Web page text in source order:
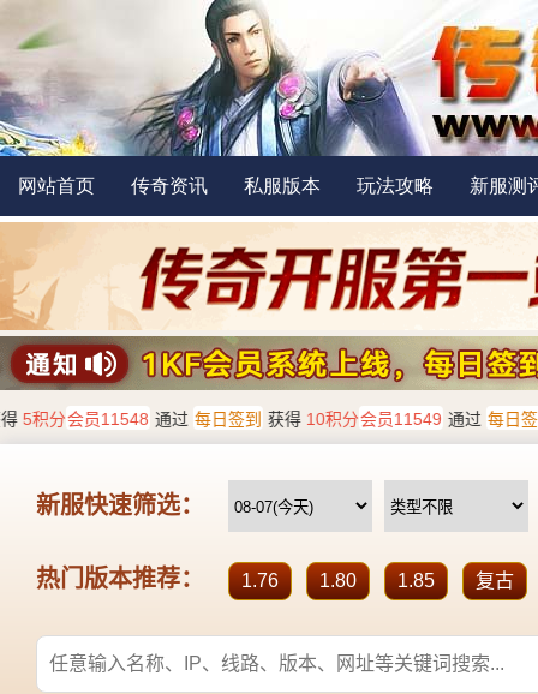
网站首页 传奇资讯 私服版本 玩法攻略 新服测